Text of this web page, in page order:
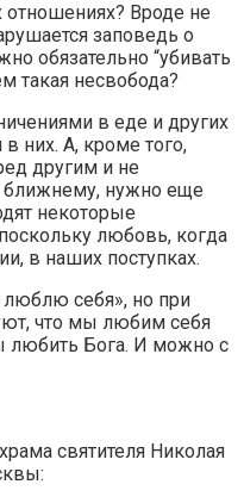
Вроде не
заповедь о
обязательно “убивать
такая несвобода?
в еде и других
них. А, кроме того,
другим и не
нужно еще
некоторые
любовь, когда
в наших поступках.
люблю себя», но при
что мы любим себя
любить Бога. И можно с
святителя Николая